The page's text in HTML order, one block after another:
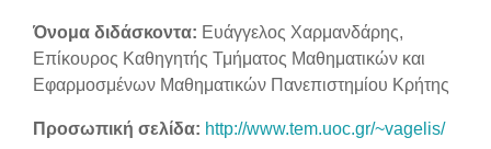
Όνομα διδάσκοντα: Ευάγγελος Χαρμανδάρης,
Επίκουρος Καθηγητής Τμήματος Μαθηματικών και
Εφαρμοσμένων Μαθηματικών Πανεπιστημίου Κρήτης
Προσωπική σελίδα: http://www.tem.uoc.gr/~vagelis/